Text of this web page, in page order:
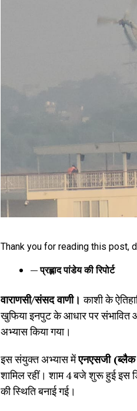
Thank you for reading this post,
— प्रह्लाद पांडेय की रिपोर्ट
वाराणसी/संसद वाणी।काशी के
खुफिया इनपुट के आधार पर संभावित
अभ्यास किया गया।
इस संयुक्त अभ्यास मेंएनएसजी
शामिल रहीं। शाम 4 बजे शुरू हुई इस
की स्थिति बनाई गई।